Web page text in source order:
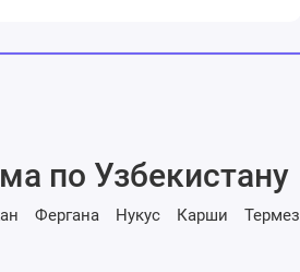
по Узбекистану
Фергана Нукус Карши Термез